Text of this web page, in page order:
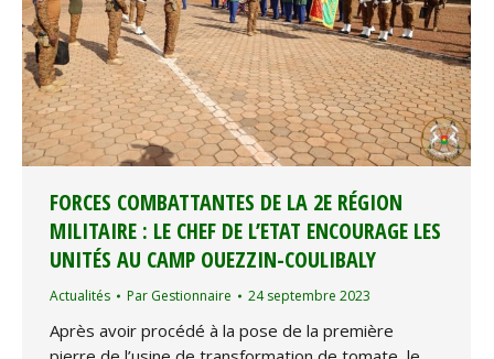
FORCES COMBATTANTES DE LA 2E RÉGION
MILITAIRE : LE CHEF DE L’ETAT ENCOURAGE LES
UNITÉS AU CAMP OUEZZIN-COULIBALY
Actualités Par Gestionnaire 24 septembre 2023
Après avoir procédé à la pose de la première